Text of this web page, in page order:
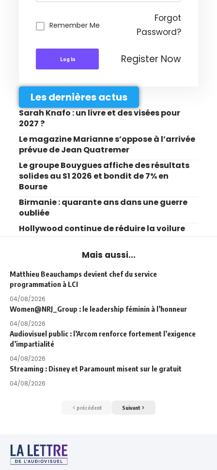
Remember Me
Forgot
Password?
Log In Register Now
Les dernières actus
Sarah Knafo : un livre et des visées pour
2027 ?
Le magazine Marianne s’oppose à l’arrivée
prévue de Jean Quatremer
Le groupe Bouygues affiche des résultats
solides au S1 2026 et bondit de 7% en
Bourse
Birmanie : quarante ans dans une guerre
oubliée
Hollywood continue de réduire la voilure
Mais aussi...
Matthieu Beauchamps devient chef du service
programmation à LCI
04/08/2026
Women@NRJ_Group : le leadership féminin à l’honneur
04/08/2026
Audiovisuel public : l’Arcom renforce fortement l’exigence
d’impartialité
04/08/2026
Streaming : Disney et Paramount misent sur le gratuit
04/08/2026
précédent Suivant